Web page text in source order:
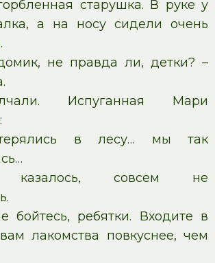
старушка. В руке у
а на носу сидели очень
не правда ли, детки? –
Испуганная Мари
в лесу… мы так
казалось, совсем не
бойтесь, ребятки. Входите в
лакомства повкуснее, чем